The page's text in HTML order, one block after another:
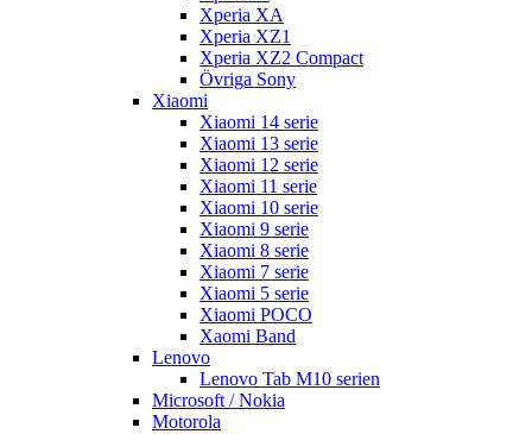
Xperia XA
Xperia XZ1
Xperia XZ2 Compact
Övriga Sony
Xiaomi
Xiaomi 14 serie
Xiaomi 13 serie
Xiaomi 12 serie
Xiaomi 11 serie
Xiaomi 10 serie
Xiaomi 9 serie
Xiaomi 8 serie
Xiaomi 7 serie
Xiaomi 5 serie
Xiaomi POCO
Xaomi Band
Lenovo
Lenovo Tab M10 serien
Microsoft / Nokia
Motorola